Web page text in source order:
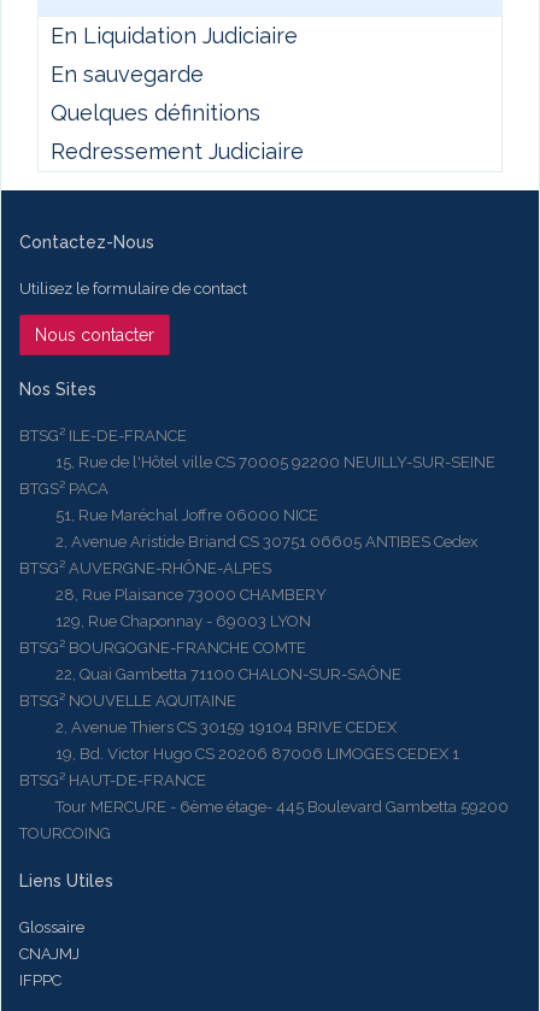
En Liquidation Judiciaire
En sauvegarde
Quelques définitions
Redressement Judiciaire
Contactez-Nous
Utilisez le formulaire de contact
Nous contacter
Nos Sites
BTSG² ILE-DE-FRANCE
15, Rue de l'Hôtel ville CS 70005 92200 NEUILLY-SUR-SEINE
BTGS² PACA
51, Rue Maréchal Joffre 06000 NICE
2, Avenue Aristide Briand CS 30751 06605 ANTIBES Cedex
BTSG² AUVERGNE-RHÔNE-ALPES
28, Rue Plaisance 73000 CHAMBERY
129, Rue Chaponnay - 69003 LYON
BTSG² BOURGOGNE-FRANCHE COMTE
22, Quai Gambetta 71100 CHALON-SUR-SAÔNE
BTSG² NOUVELLE AQUITAINE
2, Avenue Thiers CS 30159 19104 BRIVE CEDEX
19, Bd. Victor Hugo CS 20206 87006 LIMOGES CEDEX 1
BTSG² HAUT-DE-FRANCE
Tour MERCURE - 6ème étage- 445 Boulevard Gambetta 59200
TOURCOING
Liens Utiles
Glossaire
CNAJMJ
IFPPC